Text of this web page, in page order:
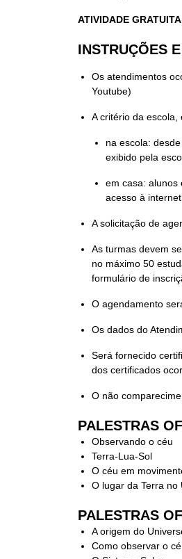
ATIVIDADE
INSTRUÇÕES
Os atendimentos
Youtube)
A critério da
na escola:
exibido pela
em casa: alunos
acesso à internet.
A solicitação de
As turmas devem
no máximo 50
formulário de
O agendamento
Os dados do
Será fornecido
dos certificados
O não
PALESTRAS
Observando o céu
Terra-Lua-Sol
O céu em
O lugar da Terra no
PALESTRAS
A origem do
Como observar o